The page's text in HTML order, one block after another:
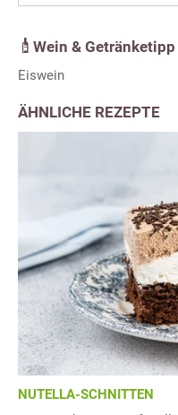
Wein & Getränketipp
Eiswein
ÄHNLICHE REZEPTE
NUTELLA-SCHNITTEN